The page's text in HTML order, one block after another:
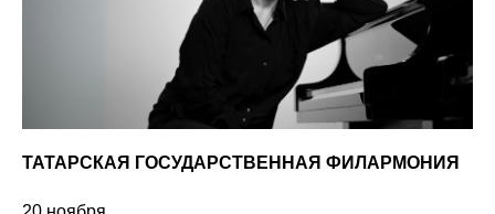
ТАТАРСКАЯ ГОСУДАРСТВЕННАЯ ФИЛАРМОНИЯ